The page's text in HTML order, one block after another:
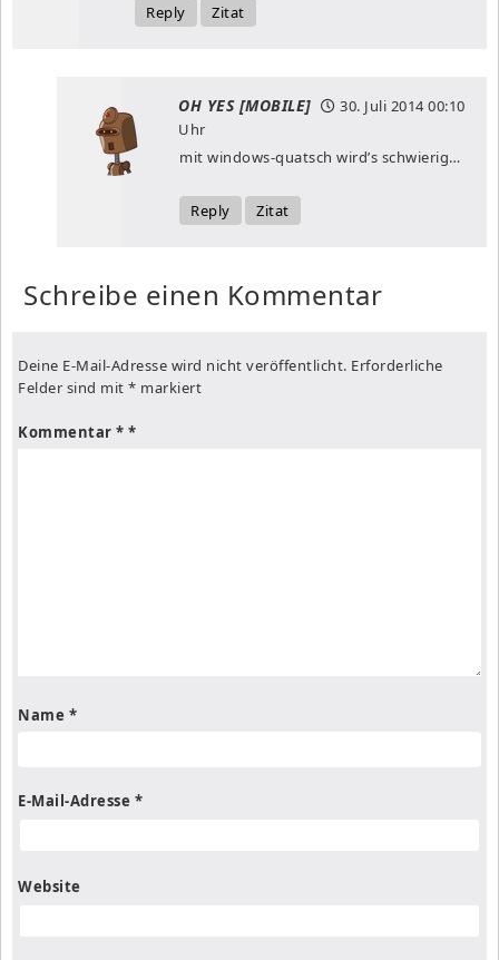
Reply Zitat
OH YES [MOBILE] 30. Juli 201400:10
Uhr
mit windows-quatsch wird’s schwierig…
Reply Zitat
Schreibe einen Kommentar
Deine E-Mail-Adresse wird nicht veröffentlicht. Erforderliche
Felder sind mit * markiert
Kommentar *
Name *
E-Mail-Adresse *
Website